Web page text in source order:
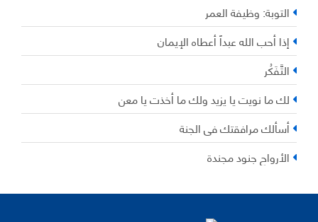
التوبة: وظيفة العمر
إذا أحب الله عبداً أعطاه الإيمان
التَّفَكُر
لك ما نويت يا يزيد ولك ما أخذت يا معن
أسألك مرافقتك في الجنة
الأرواح جنود مجندة